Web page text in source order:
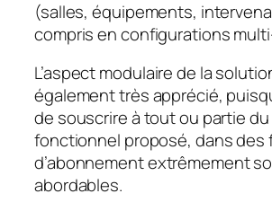
(salles, équipements,
compris en configurations
L’aspect modulaire de la
également très apprécié,
de souscrire à tout ou partie
fonctionnel proposé, dans des
d’abonnement extrêmement
abordables.